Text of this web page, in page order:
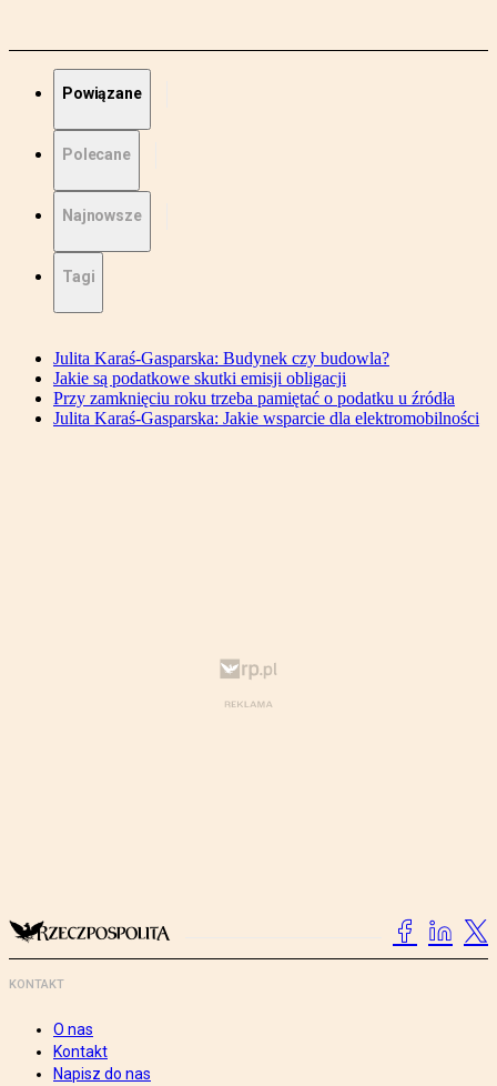
Powiązane
Polecane
Najnowsze
Tagi
Julita Karaś-Gasparska: Budynek czy budowla?
Jakie są podatkowe skutki emisji obligacji
Przy zamknięciu roku trzeba pamiętać o podatku u źródła
Julita Karaś-Gasparska: Jakie wsparcie dla elektromobilności
KONTAKT
O nas
Kontakt
Napisz do nas